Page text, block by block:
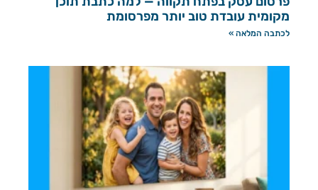
מקומית עובדת טוב יותר מפרסומת
לכתבה המלאה »